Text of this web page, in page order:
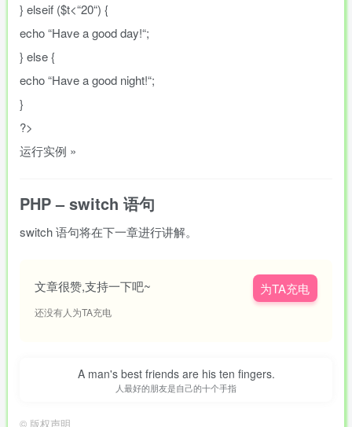
} elseif ($t<“20“) {
echo“Have a good day!“;
} else{
echo“Have a good night!“;
}
?>
运行实例 »
PHP – switch 语句
switch 语句将在下一章进行讲解。
文章很赞,支持一下吧~
还没有人为TA充电
为TA充电
A man's best friends are his ten fingers.
人最好的朋友是自己的十个手指
© 版权声明